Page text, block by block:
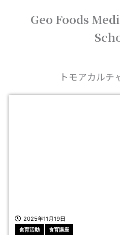
Geo Foods
トモアカルチ
2025年11月19日
食育活動 食育講座